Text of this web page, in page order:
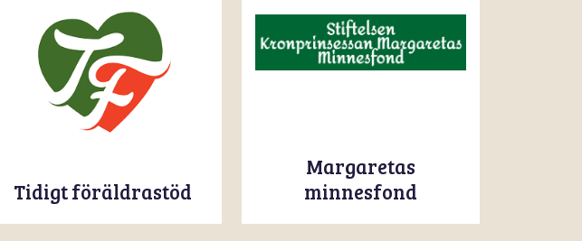
Margaretas
minnesfond
Tidigt föräldrastöd